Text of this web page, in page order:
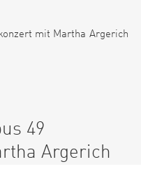
49
Argerich